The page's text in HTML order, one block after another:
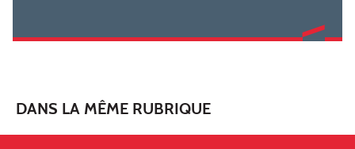
DANS LA MÊME RUBRIQUE